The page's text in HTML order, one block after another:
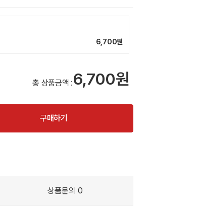
6,700원
총 상품금액 :6,700원
구매하기
상품문의 0